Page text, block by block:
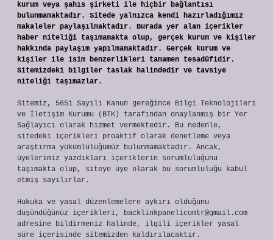
kurum veya şahıs şirketi ile hiçbir bağlantısı
bulunmamaktadır. Sitede yalnızca kendi hazırladığımız
makaleler paylaşılmaktadır. Burada yer alan içerikler
haber niteliği taşımamakta olup, gerçek kurum ve kişiler
hakkında paylaşım yapılmamaktadır. Gerçek kurum ve
kişiler ile isim benzerlikleri tamamen tesadüfidir.
Sitemizdeki bilgiler taslak halindedir ve tavsiye
niteliği taşımazlar.
Sitemiz, 5651 Sayılı Kanun gereğince Bilgi Teknolojileri
ve İletişim Kurumu (BTK) tarafından onaylanmış bir Yer
Sağlayıcı olarak hizmet vermektedir. Bu nedenle,
sitedeki içerikleri proaktif olarak denetleme veya
araştırma yükümlülüğümüz bulunmamaktadır. Ancak,
üyelerimiz yazdıkları içeriklerin sorumluluğunu
taşımakta olup, siteye üye olarak bu sorumluluğu kabul
etmiş sayılırlar.
Hukuka ve yasal düzenlemelere aykırı olduğunu
düşündüğünüz içerikleri, backlinkpanelicomtr@gmail.com
adresine bildirmeniz halinde, ilgili içerikler yasal
süre içerisinde sitemizden kaldırılacaktır.